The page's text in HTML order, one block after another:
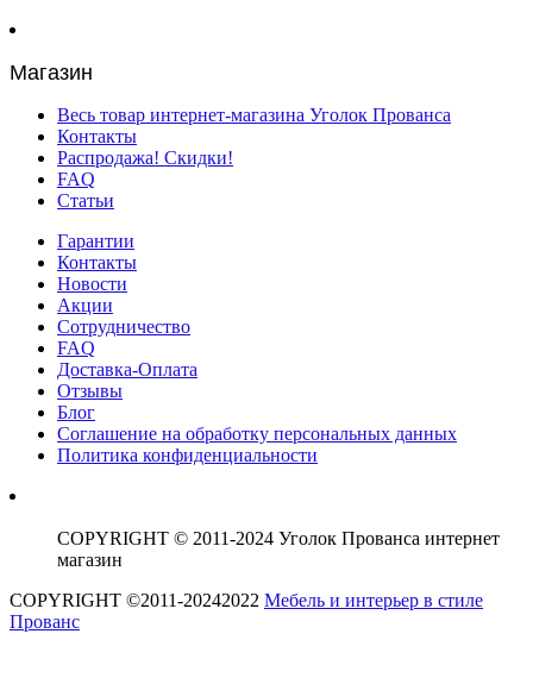
Магазин
Весь товар интернет-магазина Уголок Прованса
Контакты
Распродажа! Скидки!
FAQ
Статьи
Гарантии
Контакты
Новости
Акции
Сотрудничество
FAQ
Доставка-Оплата
Отзывы
Блог
Соглашение на обработку персональных данных
Политика конфиденциальности
COPYRIGHT © 2011-2024 Уголок Прованса интернет
магазин
COPYRIGHT ©2011-20242022 Мебель и интерьер в стиле
Прованс